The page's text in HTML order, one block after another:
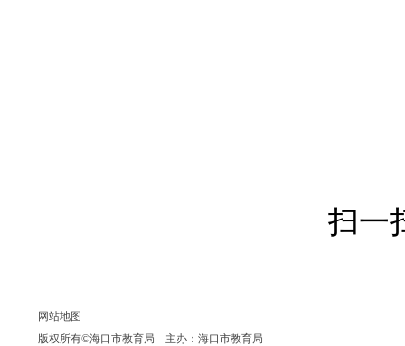
扫一
网站地图
版权所有©海口市教育局 主办：海口市教育局